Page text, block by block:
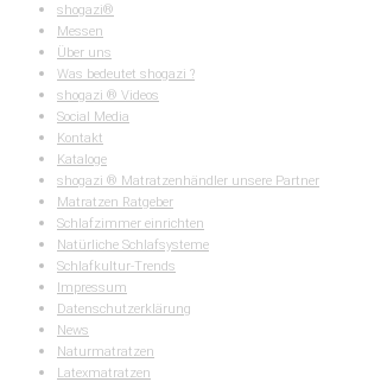
shogazi®
Messen
Über uns
Was bedeutet shogazi ?
shogazi ® Videos
Social Media
Kontakt
Kataloge
shogazi ® Matratzenhändler unsere Partner
Matratzen Ratgeber
Schlafzimmer einrichten
Natürliche Schlafsysteme
Schlafkultur-Trends
Impressum
Datenschutzerklärung
News
Naturmatratzen
Latexmatratzen